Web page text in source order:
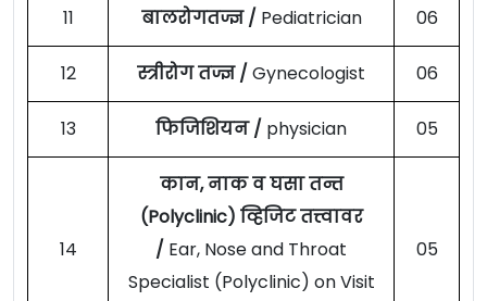
11 बालरोगतज्ज्ञ / Pediatrician 06
12 स्त्रीरोग तज्ज्ञ / Gynecologist 06
13 फिजिशियन / physician 05
14
कान, नाक व घसा तन्त
(Polyclinic) व्हिजिट तत्त्वावर
/ Ear, Nose and Throat
Specialist (Polyclinic) on Visit
05